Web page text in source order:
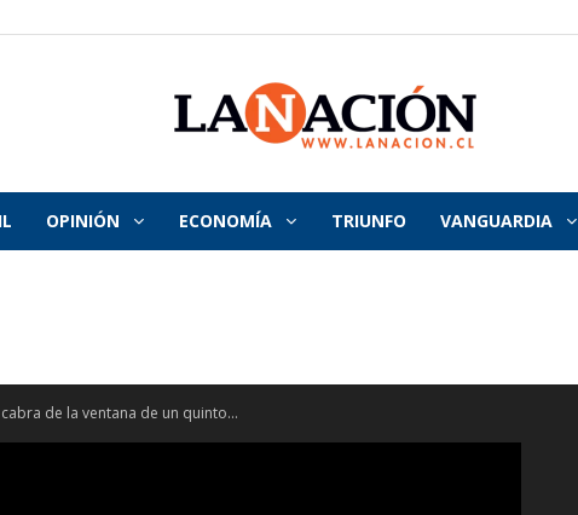
La
Nación
OPINIÓN ECONOMÍA TRIUNFO VANGUARDIA
de la ventana de un quinto...